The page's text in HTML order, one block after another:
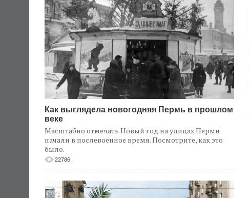
Как выглядела новогодняя Пермь в прошлом
веке
Масштабно отмечать Новый год на улицах Перми
начали в послевоенное время. Посмотрите, как это
было.
22786